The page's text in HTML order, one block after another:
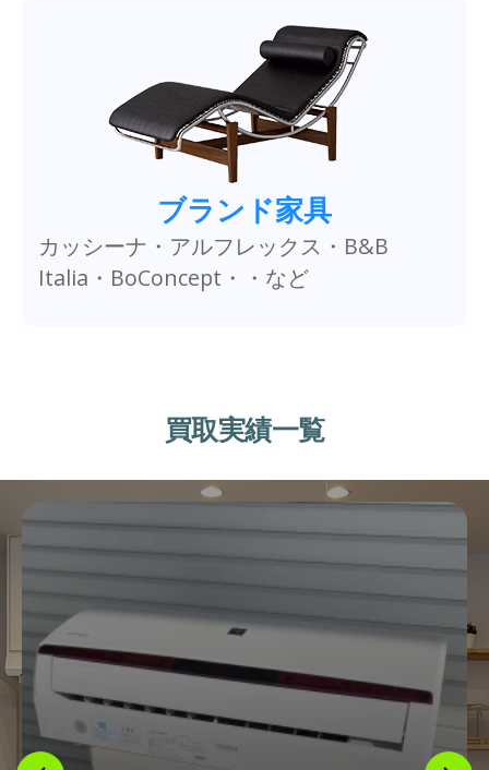
ブランド家具
カッシーナ・アルフレックス・B&B
Italia・BoConcept・・など
買取実績一覧